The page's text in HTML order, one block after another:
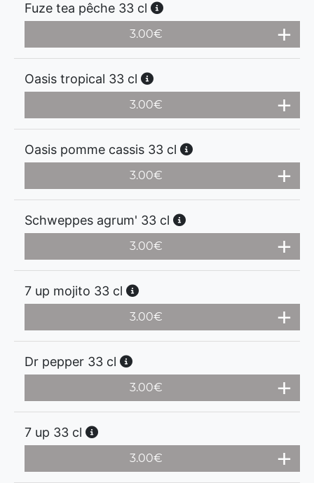
Fuze tea pêche 33 cl
3.00€
Oasis tropical 33 cl
3.00€
Oasis pomme cassis 33 cl
3.00€
Schweppes agrum' 33 cl
3.00€
7 up mojito 33 cl
3.00€
Dr pepper 33 cl
3.00€
7 up 33 cl
3.00€